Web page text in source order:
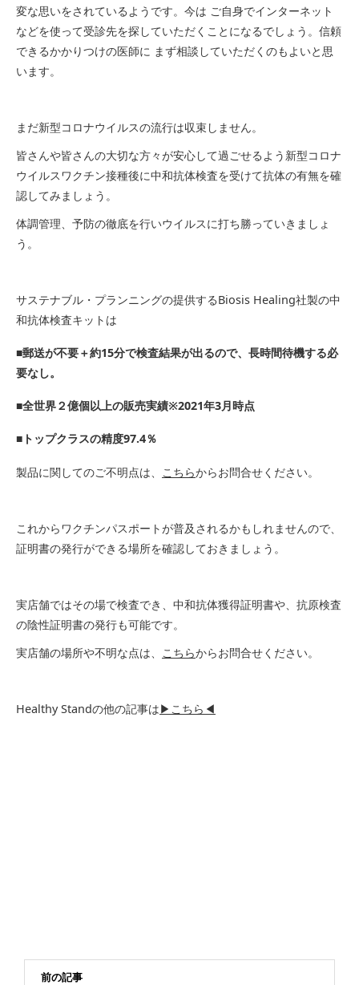
変な思いをされているようです。今は ご自身でインターネット
などを使って受診先を探していただくことになるでしょう。信頼
できるかかりつけの医師に まず相談していただくのもよいと思
います。
まだ新型コロナウイルスの流行は収束しません。
皆さんや皆さんの大切な方々が安心して過ごせるよう新型コロナ
ウイルスワクチン接種後に中和抗体検査を受けて抗体の有無を確
認してみましょう。
体調管理、予防の徹底を行いウイルスに打ち勝っていきましょ
う。
サステナブル・プランニングの提供するBiosis Healing社製の中
和抗体検査キットは
■郵送が不要＋約15分で検査結果が出るので、長時間待機する必
要なし。
■全世界２億個以上の販売実績※2021年3月時点
■トップクラスの精度97.4％
製品に関してのご不明点は、 こちらからお問合せください。
これからワクチンパスポートが普及されるかもしれませんので、
証明書の発行ができる場所を確認しておきましょう。
実店舗ではその場で検査でき、中和抗体獲得証明書や、抗原検査
の陰性証明書の発行も可能です。
実店舗の場所や不明な点は、
こちらからお問合せください。
Healthy Standの他の記事は▶こちら◀
前の記事